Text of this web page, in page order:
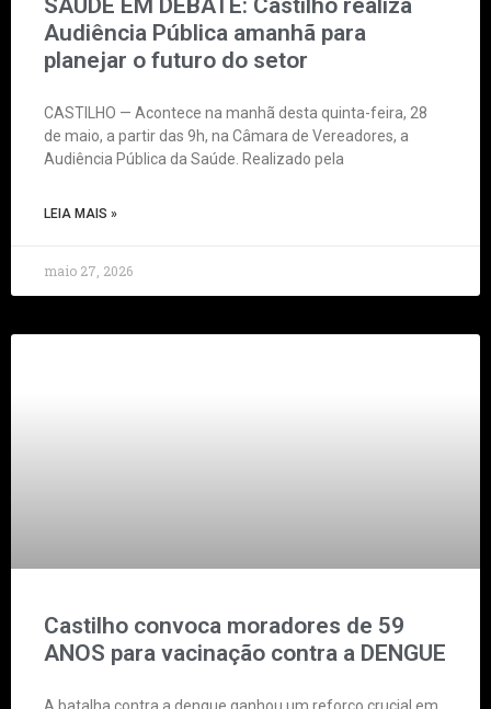
SAÚDE EM DEBATE: Castilho realiza
Audiência Pública amanhã para
planejar o futuro do setor
CASTILHO — Acontece na manhã desta quinta-feira, 28
de maio, a partir das 9h, na Câmara de Vereadores, a
Audiência Pública da Saúde. Realizado pela
LEIA MAIS »
maio 27, 2026
Castilho convoca moradores de 59
ANOS para vacinação contra a DENGUE